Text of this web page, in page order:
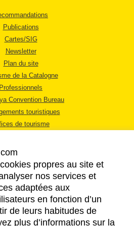
Publications
Cartes/SIG
Newsletter
Plan du site
de la Catalogne
Professionnels
Convention Bureau
touristiques
de tourisme
LÉGALES
DE CONFIDENTIALITÉ
COOKIES
propres au site et
nos services et
adaptées aux
en fonction d’un
de leurs habitudes de
plus d’informations sur la